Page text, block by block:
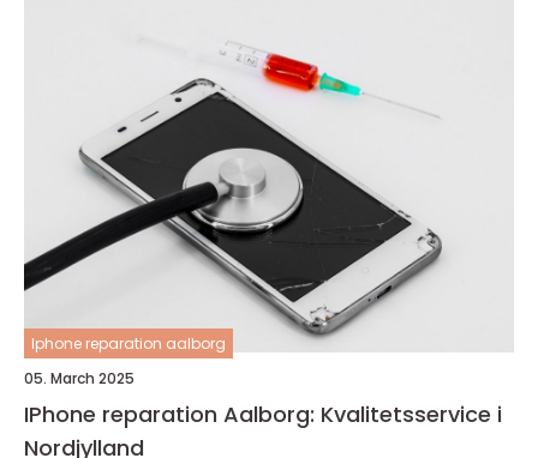
Iphone reparation aalborg
05. March 2025
IPhone reparation Aalborg: Kvalitetsservice i
Nordjylland